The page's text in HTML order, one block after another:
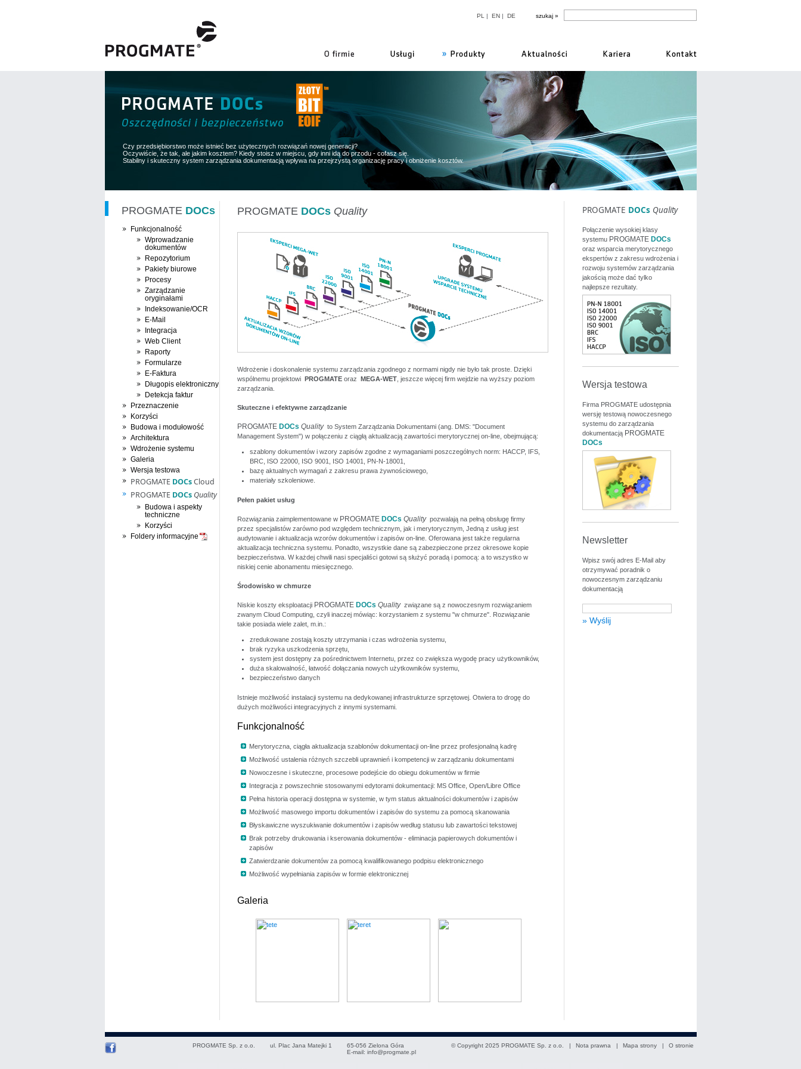
PL | EN| DE
Czy przedsiębiorstwo może istnieć bez użytecznych rozwiązań nowej generacji?
Oczywiście, że tak, ale jakim kosztem? Kiedy stoisz w miejscu, gdy inni idą do przodu - cofasz się.
Stabilny i skuteczny system zarządzania dokumentacją wpływa na przejrzystą organizację pracy i obniżenie kosztów.
PROGMATE DOCs
Funkcjonalność
Wprowadzanie
dokumentów
Repozytorium
Pakiety biurowe
Procesy
Zarządzanie
oryginałami
Indeksowanie/OCR
E-Mail
Integracja
Web Client
Raporty
Formularze
E-Faktura
Długopis elektroniczny
Detekcja faktur
Przeznaczenie
Korzyści
Budowa i modułowość
Architektura
Wdrożenie systemu
Galeria
Wersja testowa
PROGMATE DOCsCloud
PROGMATE DOCs Quality
Budowa i aspekty
techniczne
Korzyści
Foldery informacyjne
PROGMATE DOCs Quality
Wdrożenie i doskonalenie systemu zarządzania zgodnego z normami nigdy nie było tak proste. Dzięki
wspólnemu projektowi PROGMATEoraz MEGA-WET, jeszcze więcej firm wejdzie na wyższy poziom
zarządzania.
Skuteczne i efektywne zarządzanie
PROGMATE DOCs Quality to System Zarządzania Dokumentami (ang. DMS: "Document
Management System") w połączeniu z ciągłą aktualizacją zawartości merytorycznej on-line, obejmującą:
szablony dokumentów i wzory zapisów zgodne z wymaganiami poszczególnych norm: HACCP, IFS,
BRC, ISO 22000, ISO 9001, ISO 14001, PN-N-18001,
bazę aktualnych wymagań z zakresu prawa żywnościowego,
materiały szkoleniowe.
Pełen pakiet usług
Rozwiązania zaimplementowane w PROGMATE DOCs Quality pozwalają na pełną obsługę firmy
przez specjalistów zarówno pod względem technicznym, jak i merytorycznym, Jedną z usług jest
audytowanie i aktualizacja wzorów dokumentów i zapisów on-line. Oferowana jest także regularna
aktualizacja techniczna systemu. Ponadto, wszystkie dane są zabezpieczone przez okresowe kopie
bezpieczeństwa. W każdej chwili nasi specjaliści gotowi są służyć poradą i pomocą: a to wszystko w
niskiej cenie abonamentu miesięcznego.
Środowisko w chmurze
Niskie koszty eksploatacji PROGMATE DOCs Quality związane są z nowoczesnym rozwiązaniem
zwanym Cloud Computing, czyli inaczej mówiąc: korzystaniem z systemu "w chmurze". Rozwiązanie
takie posiada wiele zalet, m.in.:
zredukowane zostają koszty utrzymania i czas wdrożenia systemu,
brak ryzyka uszkodzenia sprzętu,
system jest dostępny za pośrednictwem Internetu, przez co zwiększa wygodę pracy użytkowników,
duża skalowalność, łatwość dołączania nowych użytkowników systemu,
bezpieczeństwo danych
Istnieje możliwość instalacji systemu na dedykowanej infrastrukturze sprzętowej. Otwiera to drogę do
dużych możliwości integracyjnych z innymi systemami.
Funkcjonalność
Merytoryczna, ciągła aktualizacja szablonów dokumentacji on-line przez profesjonalną kadrę
Możliwość ustalenia różnych szczebli uprawnień i kompetencji w zarządzaniu dokumentami
Nowoczesne i skuteczne, procesowe podejście do obiegu dokumentów w firmie
Integracja z powszechnie stosowanymi edytorami dokumentacji: MS Office, Open/Libre Office
Pełna historia operacji dostępna w systemie, w tym status aktualności dokumentów i zapisów
Możliwość masowego importu dokumentów i zapisów do systemu za pomocą skanowania
Błyskawiczne wyszukiwanie dokumentów i zapisów według statusu lub zawartości tekstowej
Brak potrzeby drukowania i kserowania dokumentów - eliminacja papierowych dokumentów i
zapisów
Zatwierdzanie dokumentów za pomocą kwalifikowanego podpisu elektronicznego
Możliwość wypełniania zapisów w formie elektronicznej
Galeria
PROGMATE DOCs Quality
Połączenie wysokiej klasy
systemu PROGMATE DOCs
oraz wsparcia merytorycznego
ekspertów z zakresu wdrożenia i
rozwoju systemów zarządzania
jakością może dać tylko
najlepsze rezultaty.
Wersja testowa
Firma PROGMATE udostępnia
wersję testową nowoczesnego
systemu do zarządzania
dokumentacją PROGMATE
DOCs
Newsletter
Wpisz swój adres E-Mail aby
otrzymywać poradnik o
nowoczesnym zarządzaniu
dokumentacją
© Copyright 2025 PROGMATE Sp. z o.o. | Nota prawna | Mapa strony| O stronie
PROGMATE Sp. z o.o. ul. Plac Jana Matejki 1 65-056 Zielona Góra
E-mail: info@progmate.pl